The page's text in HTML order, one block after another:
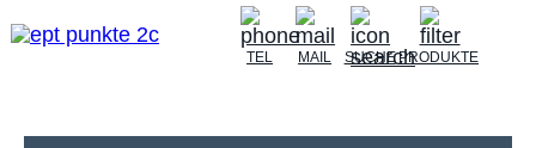
TEL MAIL SUCHEPRODUKTE